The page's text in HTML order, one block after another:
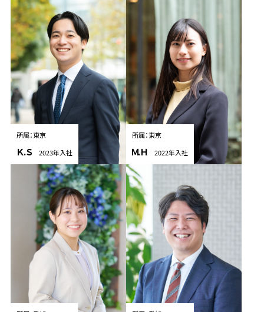
所属：東京
Ｋ.Ｓ 2023年入社
所属：東京
Ｍ.Ｈ 2022年入社